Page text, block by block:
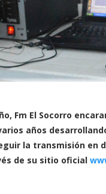
Fm El Socorro
años
la transmisión en
de su sitio oficial